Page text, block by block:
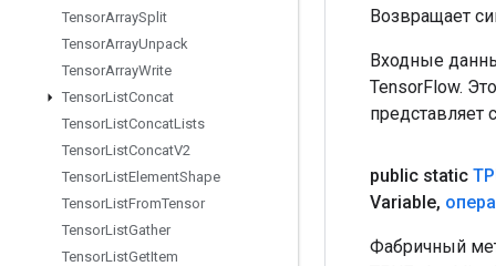
TensorArraySplit
TensorArrayUnpack
TensorArrayWrite
TensorListConcat
TensorListConcatLists
TensorListConcatV2
TensorListElementShape
TensorListFromTensor
TensorListGather
TensorListGetItem
Возвращает
Входные
TensorFlow.
представляет
public static
Variable,
Фабричный